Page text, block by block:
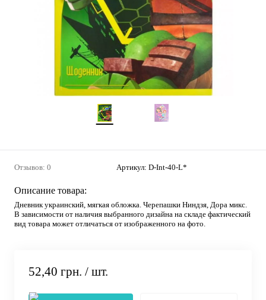
Отзывов: 0 Артикул: D-Int-40-L*
Описание товара:
Дневник украинский, мягкая обложка. Черепашки Ниндзя, Дора микс.
В зависимости от наличия выбранного дизайна на складе фактический
вид товара может отличаться от изображенного на фото.
52,40 грн. / шт.